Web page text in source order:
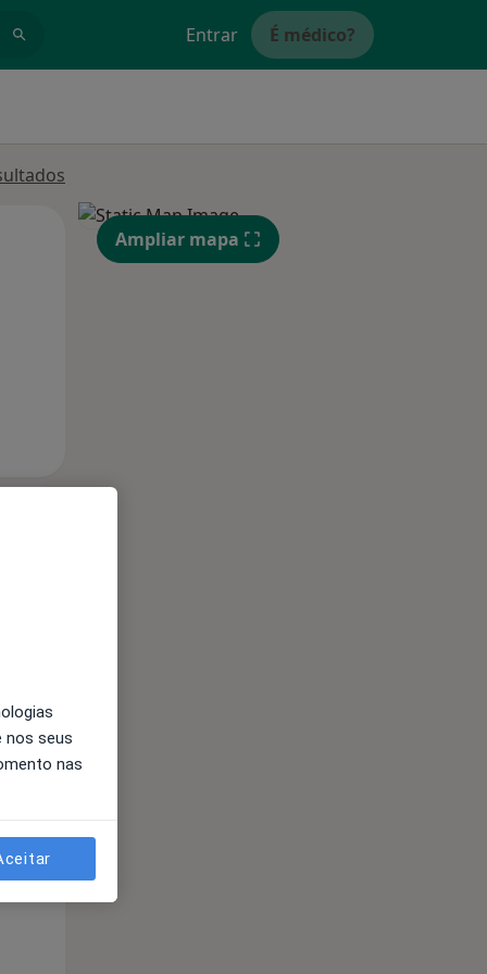
Entrar É médico?
Qui, Sex,
14 Ago
Ampliar mapa
nos seus
nas